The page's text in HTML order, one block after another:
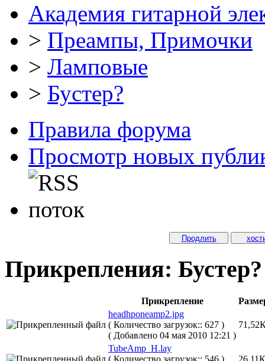
Академия гитарной
> Преампы, Примочки
> Ламповые
> Бустер?
Правила форума
Просмотр новых
Продлить
Прикрепления: Бустер?
Прикрепление
headhponeamp2.jpg
( Количество загрузок:: 627 )
( Добавлено 04 мая 2010 12:21 )
TubeAmp_H.lay
( Количество загрузок:: 546 )
26,11К